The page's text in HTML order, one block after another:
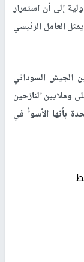
إلى أن استمرار
العامل الرئيسي
حرباً دامية بين الجيش السوداني
وملايين النازحين
بأنها الأسوأ في